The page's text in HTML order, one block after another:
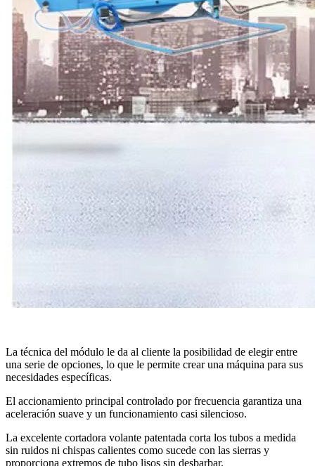
La técnica del módulo le da al cliente la posibilidad de elegir entre
una serie de opciones, lo que le permite crear una máquina para sus
necesidades específicas.
El accionamiento principal controlado por frecuencia garantiza una
aceleración suave y un funcionamiento casi silencioso.
La excelente cortadora volante patentada corta los tubos a medida
sin ruidos ni chispas calientes como sucede con las sierras y
proporciona extremos de tubo lisos sin desbarbar.